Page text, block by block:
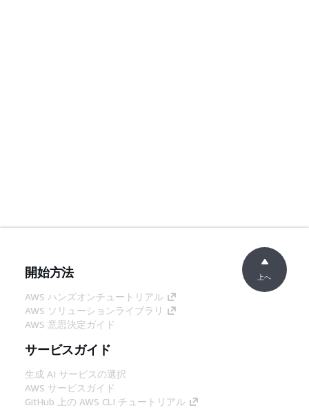
開始方法
AWS ハンズオンチュートリアル
AWS ソリューションライブラリ
AWS 意思決定ガイド
サービスガイド
生成 AI サービスの選択
AWS サービスガイド
GitHub 上の AWS CLI チュートリアル
上へ